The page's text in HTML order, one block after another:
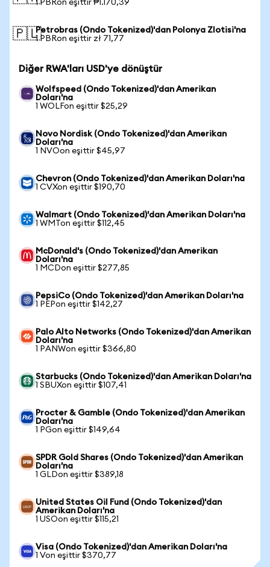
1 PBRon eşittir ₱1.170,39
🇵🇱Petrobras (Ondo Tokenized)'dan Polonya Zlotisi'na
1 PBRon eşittir zł 71,77
Diğer RWA'ları USD'ye dönüştür
Wolfspeed (Ondo Tokenized)'dan Amerikan
Doları'na
1 WOLFon eşittir $25,29
Novo Nordisk (Ondo Tokenized)'dan Amerikan
Doları'na
1 NVOon eşittir $45,97
Chevron (Ondo Tokenized)'dan Amerikan Doları'na
1 CVXon eşittir $190,70
Walmart (Ondo Tokenized)'dan Amerikan Doları'na
1 WMTon eşittir $112,45
McDonald's (Ondo Tokenized)'dan Amerikan
Doları'na
1 MCDon eşittir $277,85
PepsiCo (Ondo Tokenized)'dan Amerikan Doları'na
1 PEPon eşittir $142,27
Palo Alto Networks (Ondo Tokenized)'dan Amerikan
Doları'na
1 PANWon eşittir $366,80
Starbucks (Ondo Tokenized)'dan Amerikan Doları'na
1 SBUXon eşittir $107,41
Procter & Gamble (Ondo Tokenized)'dan Amerikan
Doları'na
1 PGon eşittir $149,64
SPDR Gold Shares (Ondo Tokenized)'dan Amerikan
Doları'na
1 GLDon eşittir $389,18
United States Oil Fund (Ondo Tokenized)'dan
Amerikan Doları'na
1 USOon eşittir $115,21
Visa (Ondo Tokenized)'dan Amerikan Doları'na
1 Von eşittir $370,77